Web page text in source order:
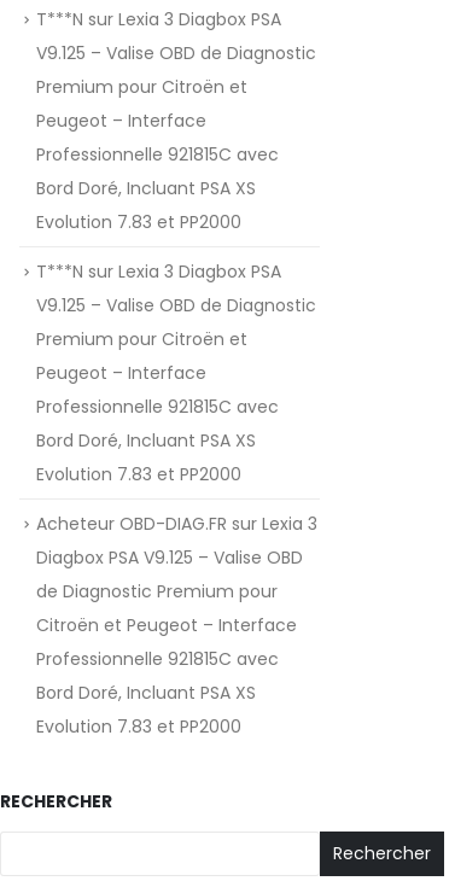
T***N sur Lexia 3 Diagbox PSA
V9.125 – Valise OBD de Diagnostic
Premium pour Citroën et
Peugeot – Interface
Professionnelle 921815C avec
Bord Doré, Incluant PSA XS
Evolution 7.83 et PP2000
T***N sur Lexia 3 Diagbox PSA
V9.125 – Valise OBD de Diagnostic
Premium pour Citroën et
Peugeot – Interface
Professionnelle 921815C avec
Bord Doré, Incluant PSA XS
Evolution 7.83 et PP2000
Acheteur OBD-DIAG.FR sur Lexia 3
Diagbox PSA V9.125 – Valise OBD
de Diagnostic Premium pour
Citroën et Peugeot – Interface
Professionnelle 921815C avec
Bord Doré, Incluant PSA XS
Evolution 7.83 et PP2000
RECHERCHER
Rechercher